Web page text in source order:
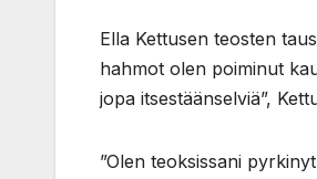
Ella Kettusen teosten
hahmot olen poiminut
jopa itsestäänselviä”,
”Olen teoksissani